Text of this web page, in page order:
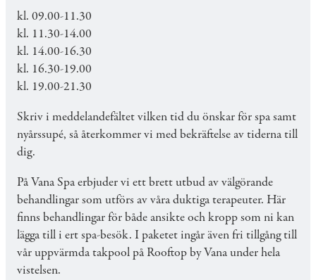
kl. 09.00-11.30
kl. 11.30-14.00
kl. 14.00-16.30
kl. 16.30-19.00
kl. 19.00-21.30
Skriv i meddelandefältet vilken tid du önskar för spa samt
nyårssupé, så återkommer vi med bekräftelse av tiderna till
dig.
På Vana Spa erbjuder vi ett brett utbud av välgörande
behandlingar som utförs av våra duktiga terapeuter. Här
finns behandlingar för både ansikte och kropp som ni kan
lägga till i ert spa-besök. I paketet ingår även fri tillgång till
vår uppvärmda takpool på Rooftop by Vana under hela
vistelsen.